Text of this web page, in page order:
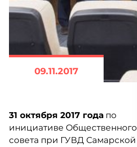
09.11.2017
31 октября 2017 года по
инициативе Общественного
совета при ГУВД Самарской